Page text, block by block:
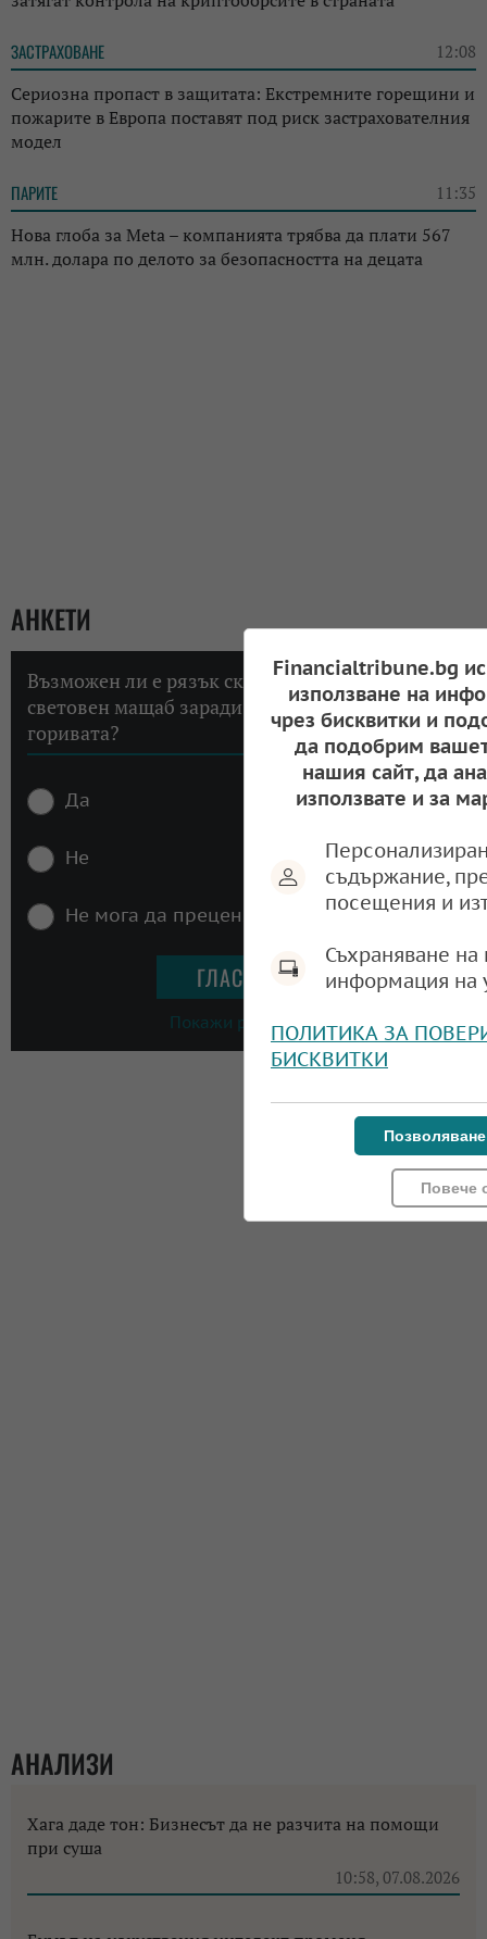
ЗАСТРАХОВАНЕ 12:08
Сериозна пропаст в защитата: Екстремните горещини и
пожарите в Европа поставят под риск застрахователния
модел
ПАРИТЕ 11:35
Нова глоба за Meta – компанията трябва да плати 567
млн. долара по делото за безопасността на децата
АНКЕТИ
Възможен ли е рязък скок на инфлацията в
световен мащаб заради високите цени на
горивата?
Да
Не
Не мога да преценя
Покажи резултати
АНАЛИЗИ
Хага даде тон: Бизнесът да не разчита на помощи
при суша
10:58, 07.08.2026
Financialtribune.bg
използване на
чрез бисквитки и
да подобрим
нашия сайт, да
използвате и за
съдържание,
посещения и
Съхраняване
информация на
ПОЛИТИКА ЗА
БИСКВИТКИ
Повече